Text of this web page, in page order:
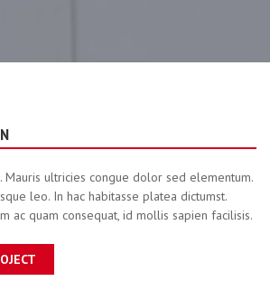
ultricies congue dolor sed elementum.
leo. In hac habitasse platea dictumst.
ac quam consequat, id mollis sapien facilisis.